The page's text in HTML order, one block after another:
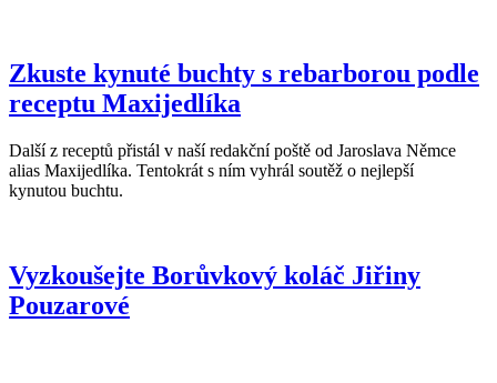
Zkuste kynuté buchty s rebarborou podle
receptu Maxijedlíka
Další z receptů přistál v naší redakční poště od Jaroslava Němce
alias Maxijedlíka. Tentokrát s ním vyhrál soutěž o nejlepší
kynutou buchtu.
Vyzkoušejte Borůvkový koláč Jiřiny
Pouzarové